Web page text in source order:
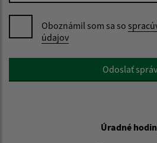
Oboznámil som sa so
údajov
Google reCaptcha ResponseOdoslať
Úradné